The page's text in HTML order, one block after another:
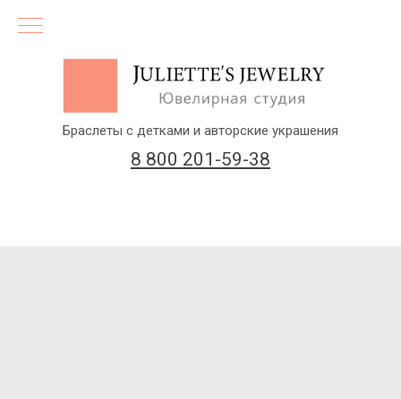
8 800 201-59-38
Браслеты с детками и авторские украшения